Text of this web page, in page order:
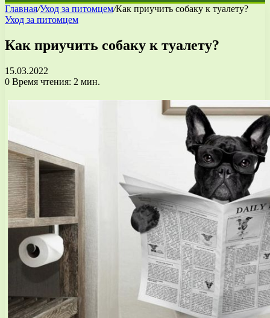
Главная/Уход за питомцем/Как приучить собаку к туалету?
Уход за питомцем
Как приучить собаку к туалету?
15.03.2022
0 Время чтения: 2 мин.